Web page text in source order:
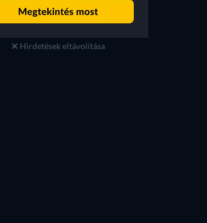
Hirdetések eltávolítása